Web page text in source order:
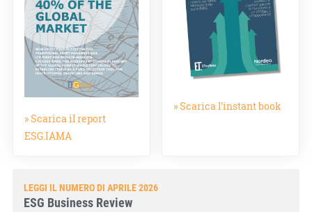
» Scarica il report
ESG.IAMA
» Scarica l'instant book
LEGGI IL NUMERO DI APRILE 2026
ESG Business Review